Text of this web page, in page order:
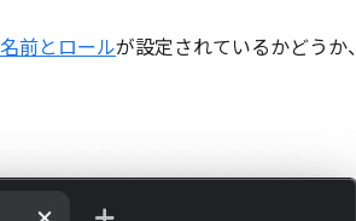
名前とロールが設定されているかどうか、